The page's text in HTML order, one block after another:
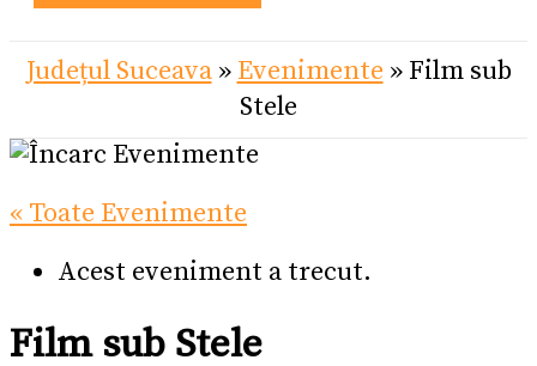
Județul Suceava» Evenimente » Film sub
Stele
« Toate Evenimente
Acest eveniment a trecut.
Film sub Stele